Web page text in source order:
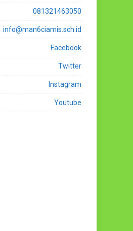
081321463050
info@man6ciamis.sch.id
Facebook
Twitter
Instagram
Youtube